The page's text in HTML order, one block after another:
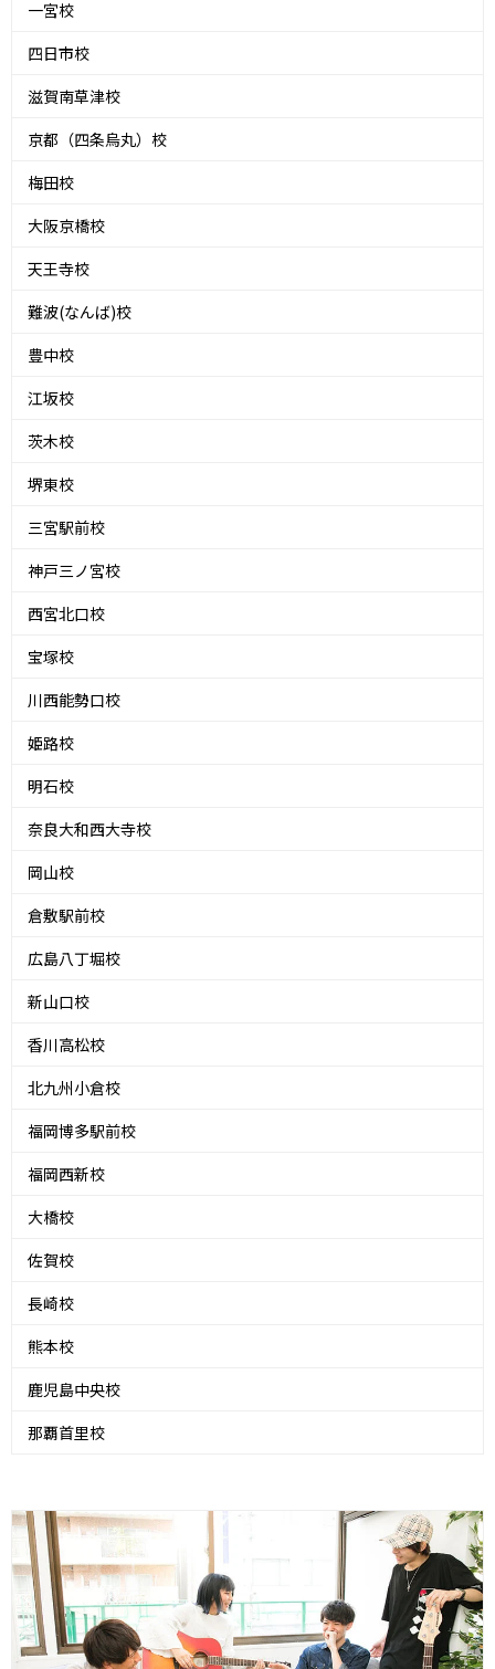
一宮校
四日市校
滋賀南草津校
京都（四条烏丸）校
梅田校
大阪京橋校
天王寺校
難波(なんば)校
豊中校
江坂校
茨木校
堺東校
三宮駅前校
神戸三ノ宮校
西宮北口校
宝塚校
川西能勢口校
姫路校
明石校
奈良大和西大寺校
岡山校
倉敷駅前校
広島八丁堀校
新山口校
香川高松校
北九州小倉校
福岡博多駅前校
福岡西新校
大橋校
佐賀校
長崎校
熊本校
鹿児島中央校
那覇首里校